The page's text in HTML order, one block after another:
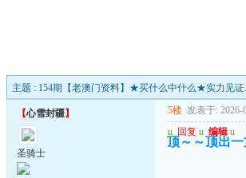
主题 : 154期【老澳门资料】★买什么中什么★实力见证.
【心雪封疆】
圣骑士
5楼 发表于: 2026-
u 回复 u 编辑 u
顶～～顶出